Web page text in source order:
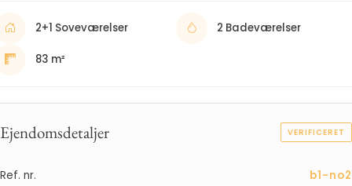
2+1 Soveværelser 2 Badeværelser
83 m²
Ejendomsdetaljer VERIFICERET
Ref. nr. b1-no2